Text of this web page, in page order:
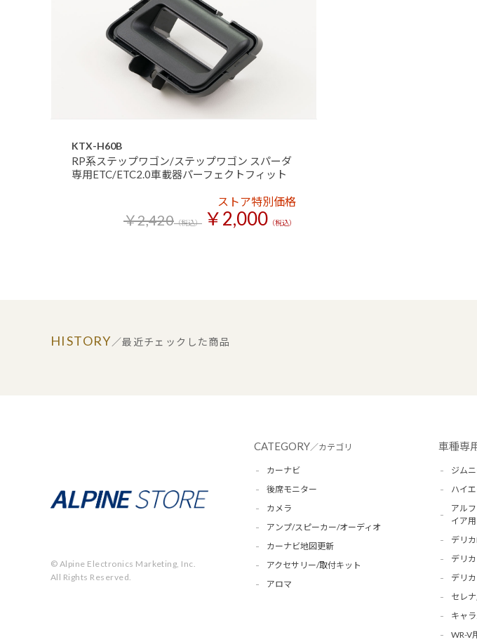
KTX-H60B
RP系ステップワゴン/ステップワゴン スパーダ
専用ETC/ETC2.0車載器パーフェクトフィット
ストア特別価格
￥2,420（税込） ￥2,000 （税込）
HISTORY／最近チェックした商品
© Alpine Electronics Marketing, Inc.
All Rights Reserved.
CATEGORY／カテゴリ
カーナビ
後席モニター
カメラ
アンプ/スピーカー/オーディオ
カーナビ地図更新
アクセサリー/取付キット
アロマ
車種専
ジム
ハイ
アル
イア用
デリ
デリ
デリ
セレ
キャ
WR-V